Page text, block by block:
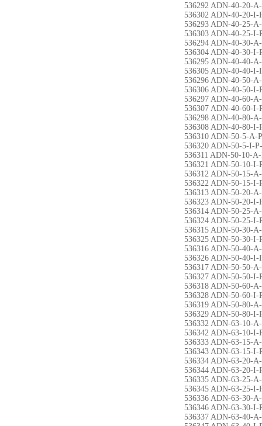
536292 ADN-40-20-
536302 ADN-40-20-I-
536293 ADN-40-25-
536303 ADN-40-25-I-
536294 ADN-40-30-
536304 ADN-40-30-I-
536295 ADN-40-40-
536305 ADN-40-40-I-
536296 ADN-40-50-
536306 ADN-40-50-I-
536297 ADN-40-60-
536307 ADN-40-60-I-
536298 ADN-40-80-
536308 ADN-40-80-I-
536310 ADN-50-5-A-
536320 ADN-50-5-I-
536311 ADN-50-10-
536321 ADN-50-10-I-
536312 ADN-50-15-
536322 ADN-50-15-I-
536313 ADN-50-20-
536323 ADN-50-20-I-
536314 ADN-50-25-
536324 ADN-50-25-I-
536315 ADN-50-30-
536325 ADN-50-30-I-
536316 ADN-50-40-
536326 ADN-50-40-I-
536317 ADN-50-50-
536327 ADN-50-50-I-
536318 ADN-50-60-
536328 ADN-50-60-I-
536319 ADN-50-80-
536329 ADN-50-80-I-
536332 ADN-63-10-
536342 ADN-63-10-I-
536333 ADN-63-15-
536343 ADN-63-15-I-
536334 ADN-63-20-
536344 ADN-63-20-I-
536335 ADN-63-25-
536345 ADN-63-25-I-
536336 ADN-63-30-
536346 ADN-63-30-I-
536337 ADN-63-40-